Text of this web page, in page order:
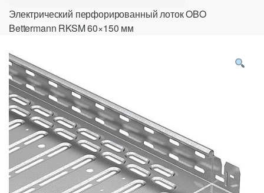
Электрический перфорированный лоток OBO
Bettermann RKSM 60×150 мм